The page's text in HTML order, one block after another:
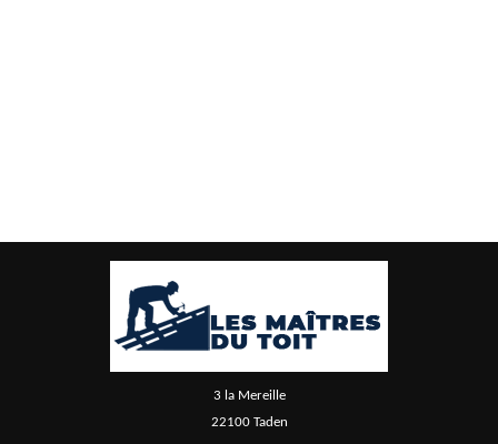
3 la Mereille
22100 Taden